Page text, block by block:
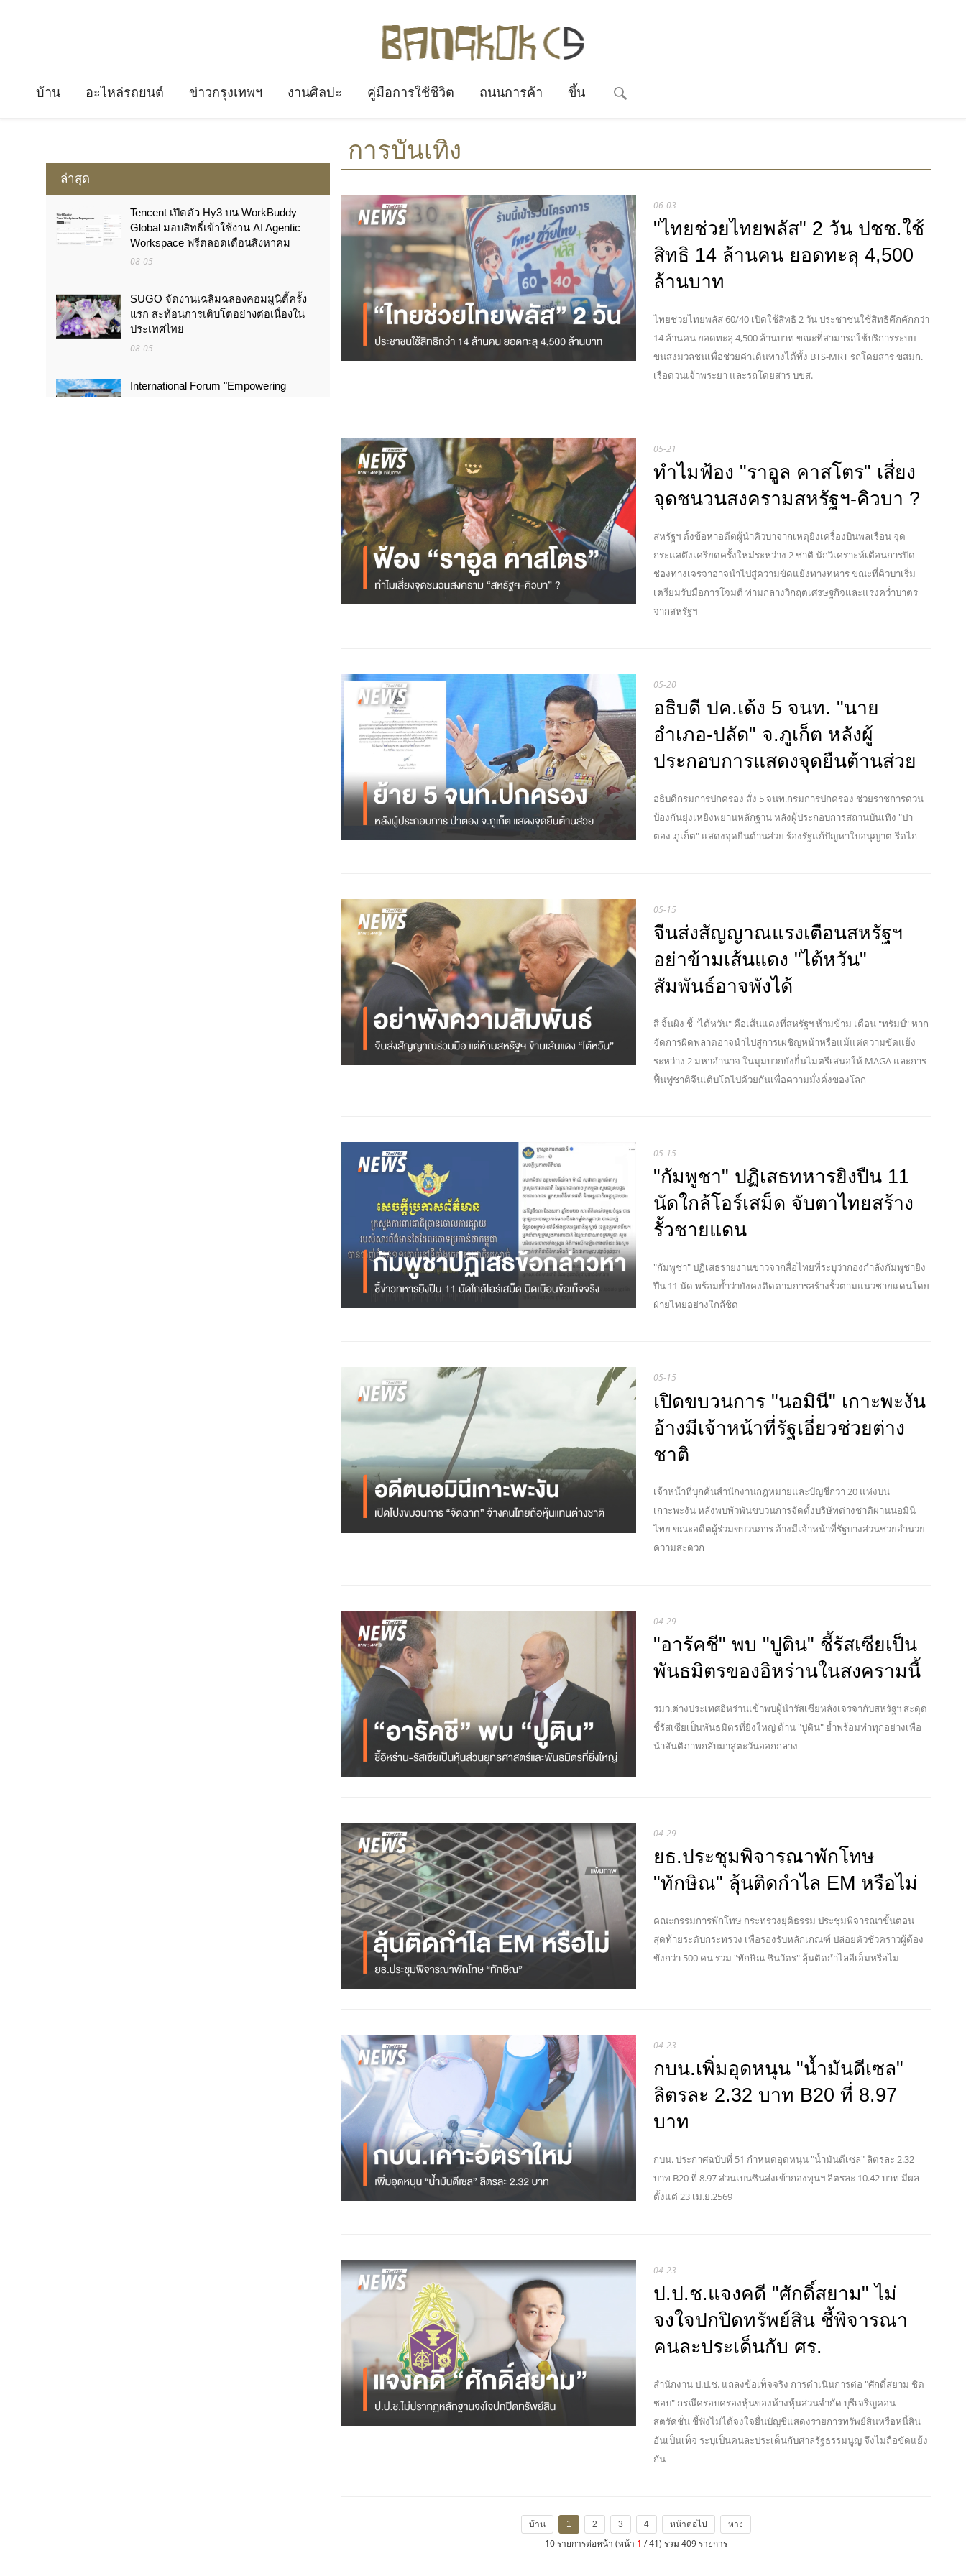
บ้าน อะไหล่รถยนต์ ข่าวกรุงเทพฯ งานศิลปะ คู่มือการใช้ชีวิต ถนนการค้า ขึ้น
ล่าสุด
Tencent เปิดตัว Hy3 บน WorkBuddy
Global มอบสิทธิ์เข้าใช้งาน AI Agentic
Workspace ฟรีตลอดเดือนสิงหาคม
08-05
SUGO จัดงานเฉลิมฉลองคอมมูนิตี้ครั้ง
แรก สะท้อนการเติบโตอย่างต่อเนื่องใน
ประเทศไทย
08-05
International Forum "Empowering
การบันเทิง
06-03
"ไทยช่วยไทยพลัส" 2 วัน ปชช.ใช้
สิทธิ 14 ล้านคน ยอดทะลุ 4,500
ล้านบาท
ไทยช่วยไทยพลัส 60/40 เปิดใช้สิทธิ 2 วัน ประชาชนใช้สิทธิคึกคักกว่า
14 ล้านคน ยอดทะลุ 4,500 ล้านบาท ขณะที่สามารถใช้บริการระบบ
ขนส่งมวลชนเพื่อช่วยค่าเดินทางได้ทั้ง BTS-MRT รถโดยสาร ขสมก.
เรือด่วนเจ้าพระยา และรถโดยสาร บขส.
05-21
ทำไมฟ้อง "ราอูล คาสโตร" เสี่ยง
จุดชนวนสงครามสหรัฐฯ-คิวบา ?
สหรัฐฯ ตั้งข้อหาอดีตผู้นำคิวบาจากเหตุยิงเครื่องบินพลเรือน จุด
กระแสตึงเครียดครั้งใหม่ระหว่าง 2 ชาติ นักวิเคราะห์เตือนการปิด
ช่องทางเจรจาอาจนำไปสู่ความขัดแย้งทางทหาร ขณะที่คิวบาเริ่ม
เตรียมรับมือการโจมตี ท่ามกลางวิกฤตเศรษฐกิจและแรงคว่ำบาตร
จากสหรัฐฯ
05-20
อธิบดี ปค.เด้ง 5 จนท. "นาย
อำเภอ-ปลัด" จ.ภูเก็ต หลังผู้
ประกอบการแสดงจุดยืนต้านส่วย
อธิบดีกรมการปกครอง สั่ง 5 จนท.กรมการปกครอง ช่วยราชการด่วน
ป้องกันยุ่งเหยิงพยานหลักฐาน หลังผู้ประกอบการสถานบันเทิง "ป่า
ตอง-ภูเก็ต" แสดงจุดยืนต้านส่วย ร้องรัฐแก้ปัญหาใบอนุญาต-รีดไถ
05-15
จีนส่งสัญญาณแรงเตือนสหรัฐฯ
อย่าข้ามเส้นแดง "ไต้หวัน"
สัมพันธ์อาจพังได้
สี จิ้นผิง ชี้ "ไต้หวัน" คือเส้นแดงที่สหรัฐฯ ห้ามข้าม เตือน "ทรัมป์" หาก
จัดการผิดพลาดอาจนำไปสู่การเผชิญหน้าหรือแม้แต่ความขัดแย้ง
ระหว่าง 2 มหาอำนาจ ในมุมบวกยังยื่นไมตรีเสนอให้ MAGA และการ
ฟื้นฟูชาติจีนเติบโตไปด้วยกันเพื่อความมั่งคั่งของโลก
05-15
"กัมพูชา" ปฏิเสธทหารยิงปืน 11
นัดใกล้โอร์เสม็ด จับตาไทยสร้าง
รั้วชายแดน
"กัมพูชา" ปฏิเสธรายงานข่าวจากสื่อไทยที่ระบุว่ากองกำลังกัมพูชายิง
ปืน 11 นัด พร้อมย้ำว่ายังคงติดตามการสร้างรั้วตามแนวชายแดนโดย
ฝ่ายไทยอย่างใกล้ชิด
05-15
เปิดขบวนการ "นอมินี" เกาะพะงัน
อ้างมีเจ้าหน้าที่รัฐเอี่ยวช่วยต่าง
ชาติ
เจ้าหน้าที่บุกค้นสำนักงานกฎหมายและบัญชีกว่า 20 แห่งบน
เกาะพะงัน หลังพบพัวพันขบวนการจัดตั้งบริษัทต่างชาติผ่านนอมินี
ไทย ขณะอดีตผู้ร่วมขบวนการ อ้างมีเจ้าหน้าที่รัฐบางส่วนช่วยอำนวย
ความสะดวก
04-29
"อารัคชี" พบ "ปูติน" ชี้รัสเซียเป็น
พันธมิตรของอิหร่านในสงครามนี้
รมว.ต่างประเทศอิหร่านเข้าพบผู้นำรัสเซียหลังเจรจากับสหรัฐฯ สะดุด
ชี้รัสเซียเป็นพันธมิตรที่ยิ่งใหญ่ ด้าน "ปูติน" ย้ำพร้อมทำทุกอย่างเพื่อ
นำสันติภาพกลับมาสู่ตะวันออกกลาง
04-29
ยธ.ประชุมพิจารณาพักโทษ
"ทักษิณ" ลุ้นติดกำไล EM หรือไม่
คณะกรรมการพักโทษ กระทรวงยุติธรรม ประชุมพิจารณาขั้นตอน
สุดท้ายระดับกระทรวง เพื่อรองรับหลักเกณฑ์ ปล่อยตัวชั่วคราวผู้ต้อง
ขังกว่า 500 คน รวม "ทักษิณ ชินวัตร" ลุ้นติดกำไลอีเอ็มหรือไม่
04-23
กบน.เพิ่มอุดหนุน "น้ำมันดีเซล"
ลิตรละ 2.32 บาท B20 ที่ 8.97
บาท
กบน. ประกาศฉบับที่ 51 กำหนดอุดหนุน "น้ำมันดีเซล" ลิตรละ 2.32
บาท B20 ที่ 8.97 ส่วนเบนซินส่งเข้ากองทุนฯ ลิตรละ 10.42 บาท มีผล
ตั้งแต่ 23 เม.ย.2569
04-23
ป.ป.ช.แจงคดี "ศักดิ์สยาม" ไม่
จงใจปกปิดทรัพย์สิน ชี้พิจารณา
คนละประเด็นกับ ศร.
สำนักงาน ป.ป.ช. แถลงข้อเท็จจริง การดำเนินการต่อ "ศักดิ์สยาม ชิด
ชอบ" กรณีครอบครองหุ้นของห้างหุ้นส่วนจำกัด บุรีเจริญคอน
สตรัคชั่น ชี้ฟังไม่ได้จงใจยื่นบัญชีแสดงรายการทรัพย์สินหรือหนี้สิน
อันเป็นเท็จ ระบุเป็นคนละประเด็นกับศาลรัฐธรรมนูญ จึงไม่ถือขัดแย้ง
กัน
บ้าน 1 2 3 4 หน้าต่อไป หาง
10 รายการต่อหน้า (หน้า 1 / 41) รวม 409 รายการ